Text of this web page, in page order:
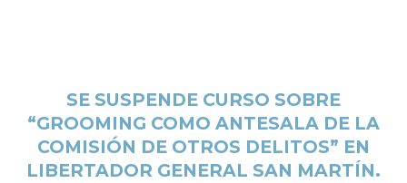
SE SUSPENDE CURSO SOBRE
“GROOMING COMO ANTESALA DE LA
COMISIÓN DE OTROS DELITOS” EN
LIBERTADOR GENERAL SAN MARTÍN.